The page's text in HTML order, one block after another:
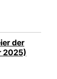
der
2025)